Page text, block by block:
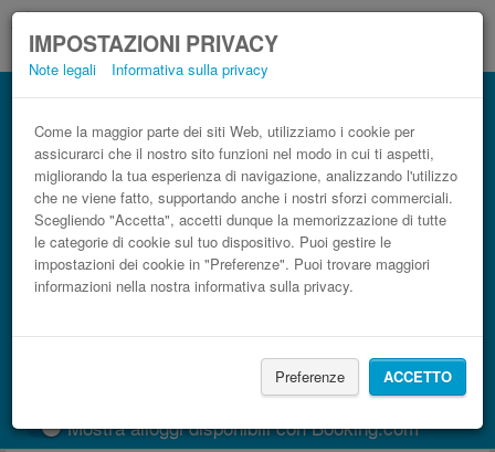
IMPOSTAZIONI PRIVACY
Note legali Informativa sulla privacy
Come la maggior parte dei siti Web, utilizziamo i cookie per
assicurarci che il nostro sito funzioni nel modo in cui ti aspetti,
migliorando la tua esperienza di navigazione, analizzando l'utilizzo
che ne viene fatto, supportando anche i nostri sforzi commerciali.
Scegliendo "Accetta", accetti dunque la memorizzazione di tutte
le categorie di cookie sul tuo dispositivo. Puoi gestire le
impostazioni dei cookie in "Preferenze". Puoi trovare maggiori
informazioni nella nostra informativa sulla privacy.
Preferenze ACCETTO
Autobus Adrianopoli Beylikdüzü low cost
Prenota il biglietto del pullman più economico
Mostra alloggi disponibili con Booking.com